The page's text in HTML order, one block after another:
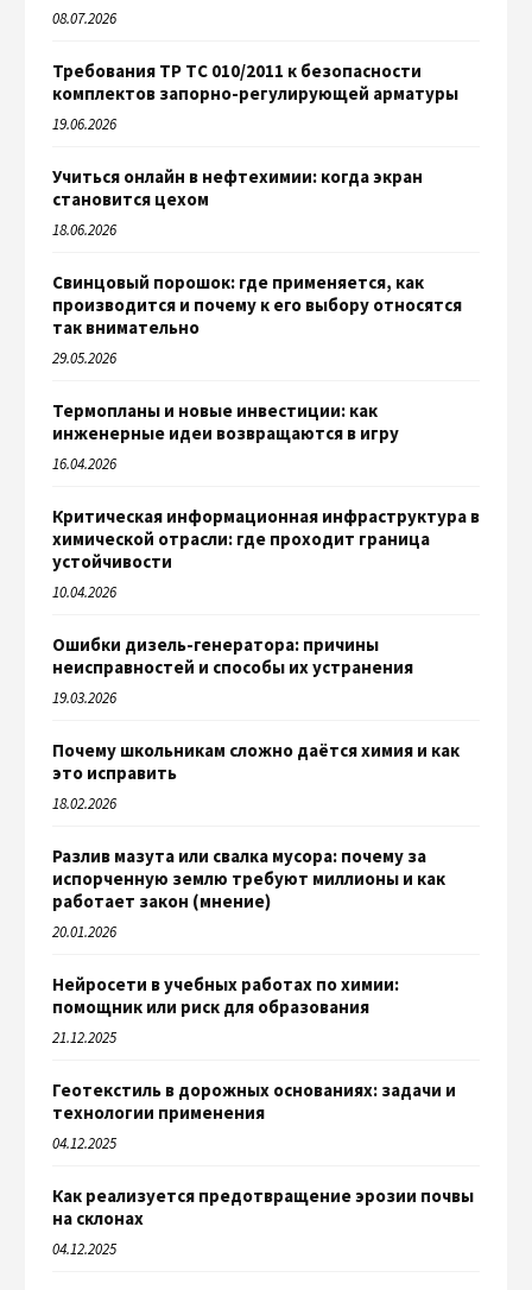
08.07.2026
Требования ТР ТС 010/2011 к безопасности
комплектов запорно-регулирующей арматуры
19.06.2026
Учиться онлайн в нефтехимии: когда экран
становится цехом
18.06.2026
Свинцовый порошок: где применяется, как
производится и почему к его выбору относятся
так внимательно
29.05.2026
Термопланы и новые инвестиции: как
инженерные идеи возвращаются в игру
16.04.2026
Критическая информационная инфраструктура в
химической отрасли: где проходит граница
устойчивости
10.04.2026
Ошибки дизель-генератора: причины
неисправностей и способы их устранения
19.03.2026
Почему школьникам сложно даётся химия и как
это исправить
18.02.2026
Разлив мазута или свалка мусора: почему за
испорченную землю требуют миллионы и как
работает закон (мнение)
20.01.2026
Нейросети в учебных работах по химии:
помощник или риск для образования
21.12.2025
Геотекстиль в дорожных основаниях: задачи и
технологии применения
04.12.2025
Как реализуется предотвращение эрозии почвы
на склонах
04.12.2025